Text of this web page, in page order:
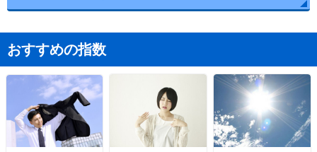
おすすめの指数